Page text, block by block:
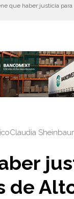
que haber justicia
Claudia
de